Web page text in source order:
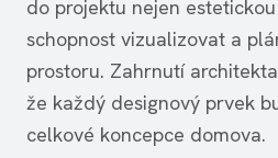
do projektu nejen
schopnost vizualizovat a
prostoru. Zahrnutí
že každý designový prvek
celkové koncepce domova.